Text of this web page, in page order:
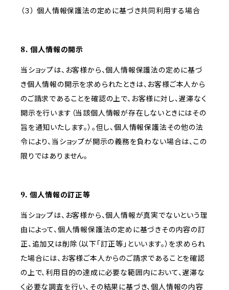
（３） 個人情報保護法の定めに基づき共同利用する場合
8. 個人情報の開示
当ショップは、お客様から、個人情報保護法の定めに基づ
き個人情報の開示を求められたときは、お客様ご本人から
のご請求であることを確認の上で、お客様に対し、遅滞なく
開示を行います（当該個人情報が存在しないときにはその
旨を通知いたします。）。但し、個人情報保護法その他の法
令により、当ショップが開示の義務を負わない場合は、この
限りではありません。
9. 個人情報の訂正等
当ショップは、お客様から、個人情報が真実でないという理
由によって、個人情報保護法の定めに基づきその内容の訂
正、追加又は削除（以下「訂正等」といいます。）を求められ
た場合には、お客様ご本人からのご請求であることを確認
の上で、利用目的の達成に必要な範囲内において、遅滞な
く必要な調査を行い、その結果に基づき、個人情報の内容